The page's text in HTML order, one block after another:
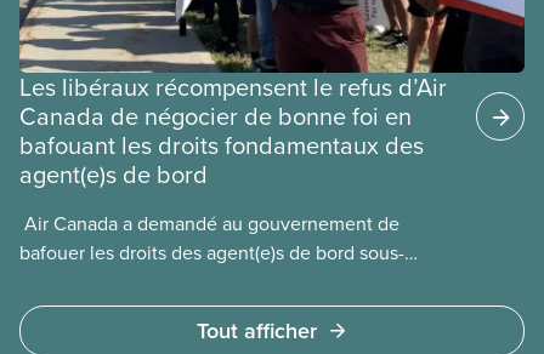
Les libéraux récompensent le refus d’Air
Canada de négocier de bonne foi en
bafouant les droits fondamentaux des
agent(e)s de bord
​ Air Canada a demandé au gouvernement de
bafouer les droits des agent(e)s de bord sous-
ministre de l’Emploi, Patty Hajdu, n’a attendu que
quelques heures pour accéder à cette demande de
Tout afficher